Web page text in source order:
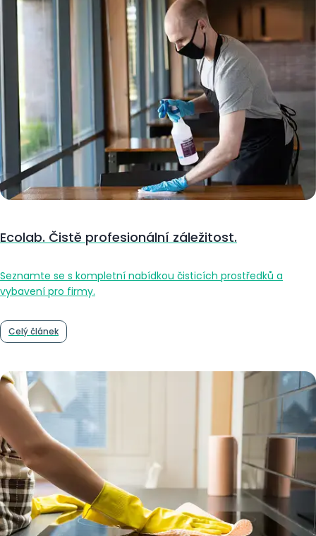
Ecolab. Čistě profesionální záležitost.
Seznamte se s kompletní nabídkou čisticích prostředků a
vybavení pro firmy.
Celý článek